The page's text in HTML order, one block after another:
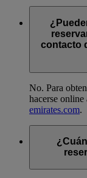
contacto
No. Para
hacerse online
emirates.com.